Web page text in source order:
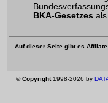
BKA-Gesetzes
Auf dieser Seite gibt es
©Copyright1998-2026 by